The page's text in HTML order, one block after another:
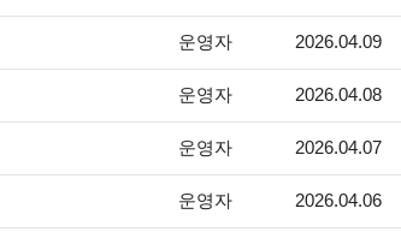
운영자 2026.04.09
운영자 2026.04.08
운영자 2026.04.07
운영자 2026.04.06